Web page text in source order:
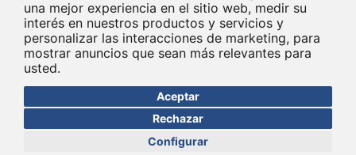
una mejor experiencia en el sitio web, medir su
interés en nuestros productos y servicios y
personalizar las interacciones de marketing, para
mostrar anuncios que sean más relevantes para
usted.
Aceptar
Rechazar
Configurar
en todo el mundo desde hace 20 años.
© Copyright 2026 - Todos los derechos reservados Spineway